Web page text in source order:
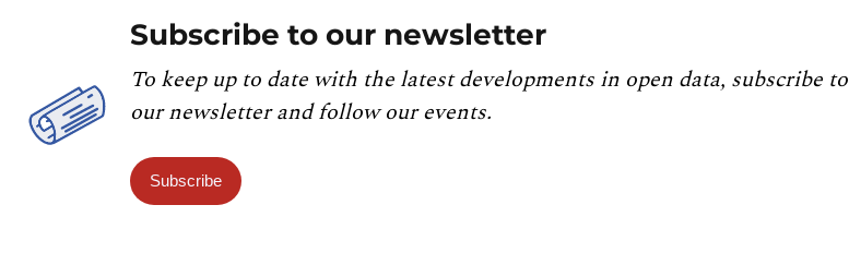
Subscribe to our newsletter
To keep up to date with the latest developments in open data, subscribe to
our newsletter and follow our events.
Subscribe